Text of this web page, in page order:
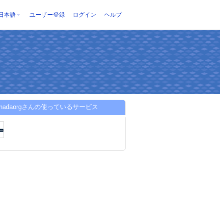
本語 ユーザー登録 ログイン ヘルプ
さんの使っているサービス